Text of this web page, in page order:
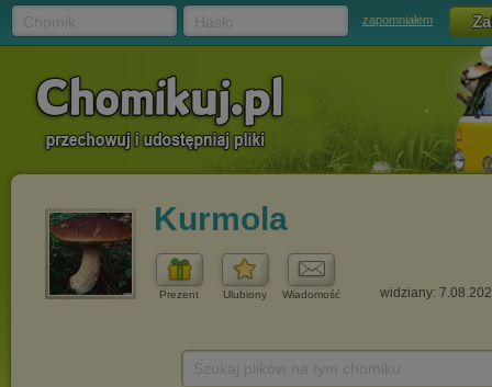
zapomniałem
Kurmola
Prezent Ulubiony Wiadomość widziany: